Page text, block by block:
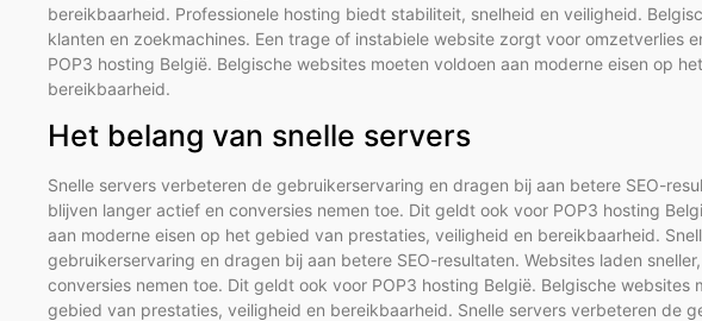
bereikbaarheid. Professionele hosting biedt stabiliteit, snelheid en veiligheid.
klanten en zoekmachines. Een trage of instabiele website zorgt voor omzetverlies
POP3 hosting België. Belgische websites moeten voldoen aan moderne eisen op
bereikbaarheid.
Het belang van snelle servers
Snelle servers verbeteren de gebruikerservaring en dragen bij aan betere SEO-
blijven langer actief en conversies nemen toe. Dit geldt ook voor POP3 hosting
aan moderne eisen op het gebied van prestaties, veiligheid en bereikbaarheid.
gebruikerservaring en dragen bij aan betere SEO-resultaten. Websites laden
conversies nemen toe. Dit geldt ook voor POP3 hosting België. Belgische websites
gebied van prestaties, veiligheid en bereikbaarheid. Snelle servers verbeteren de